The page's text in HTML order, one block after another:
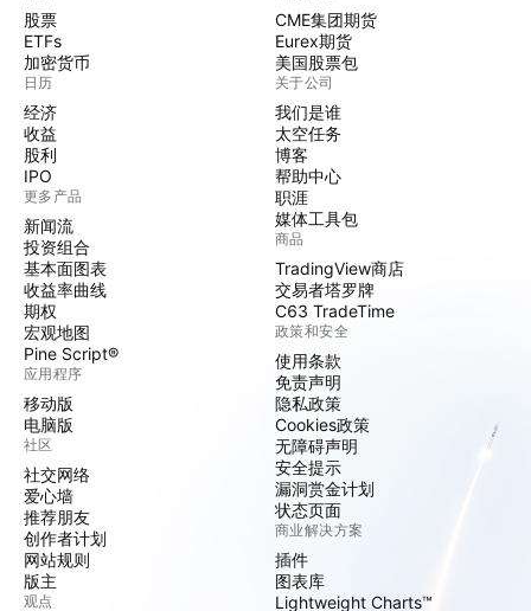
股票
ETFs
加密货币
日历
经济
收益
股利
IPO
更多产品
新闻流
投资组合
基本面图表
收益率曲线
期权
宏观地图
Pine Script®
应用程序
移动版
电脑版
社区
社交网络
爱心墙
推荐朋友
创作者计划
网站规则
版主
观点
CME集团期货
Eurex期货
美国股票包
关于公司
我们是谁
太空任务
博客
帮助中心
职涯
媒体工具包
商品
TradingView商店
交易者塔罗牌
C63 TradeTime
政策和安全
使用条款
免责声明
隐私政策
Cookies政策
无障碍声明
安全提示
漏洞赏金计划
状态页面
商业解决方案
插件
图表库
Lightweight Charts™